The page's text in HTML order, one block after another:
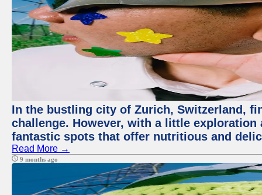
In the bustling city of Zurich, Switzerland,
challenge. However, with a little
fantastic spots that offer nutritious and
Read More →
9 months ago